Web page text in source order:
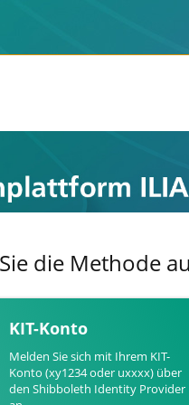
die Methode
KIT-Konto
Melden Sie sich mit Ihrem KIT-
Konto (xy1234 oder uxxxx) über
den Shibboleth Identity Provider